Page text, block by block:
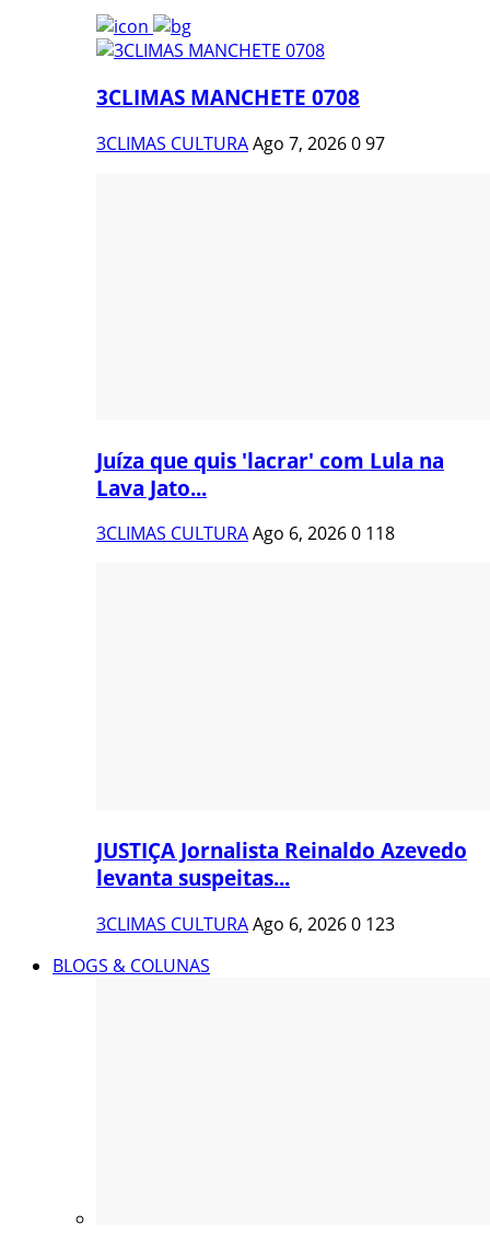
3CLIMAS MANCHETE 0708
3CLIMAS CULTURAAgo 7, 2026097
Juíza que quis 'lacrar' com Lula na
Lava Jato...
3CLIMAS CULTURAAgo 6, 20260 118
JUSTIÇA Jornalista Reinaldo Azevedo
levanta suspeitas...
3CLIMAS CULTURAAgo 6, 20260 123
BLOGS & COLUNAS